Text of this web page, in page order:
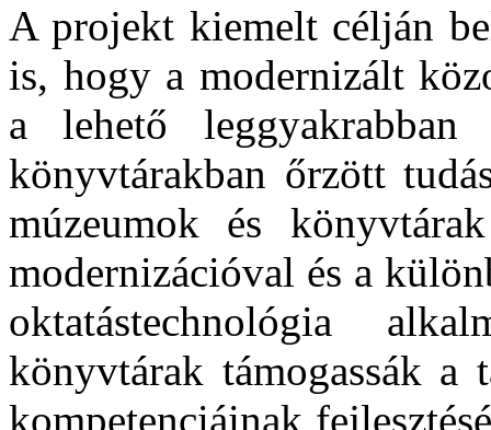
A projekt kiemelt célján
is, hogy a modernizált
a lehető leggyakrabban
könyvtárakban őrzött
múzeumok és
modernizációval és a
oktatástechnológia
könyvtárak támogassák a
kompetenciáinak